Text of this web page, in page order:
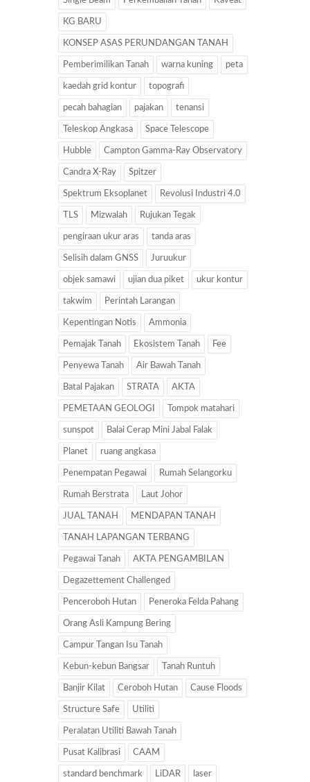
KG BARU
KONSEP ASAS PERUNDANGAN TANAH
Pemberimilikan Tanah warna kuning peta
kaedah grid kontur topografi
pecah bahagian pajakan tenansi
Teleskop Angkasa Space Telescope
Hubble Campton Gamma-Ray Observatory
Candra X-Ray Spitzer
Spektrum Eksoplanet Revolusi Industri 4.0
TLS Mizwalah Rujukan Tegak
pengiraan ukur aras tanda aras
Selisih dalam GNSS Juruukur
objek samawi ujian dua piket ukur kontur
takwim Perintah Larangan
Kepentingan Notis Ammonia
Pemajak Tanah Ekosistem Tanah Fee
Penyewa Tanah Air Bawah Tanah
Batal Pajakan STRATA AKTA
PEMETAAN GEOLOGI Tompok matahari
sunspot Balai Cerap Mini Jabal Falak
Planet ruang angkasa
Penempatan Pegawai Rumah Selangorku
Rumah Berstrata Laut Johor
JUAL TANAH MENDAPAN TANAH
TANAH LAPANGAN TERBANG
Pegawai Tanah AKTA PENGAMBILAN
Degazettement Challenged
Penceroboh Hutan Peneroka Felda Pahang
Orang Asli Kampung Bering
Campur Tangan Isu Tanah
Kebun-kebun Bangsar Tanah Runtuh
Banjir Kilat Ceroboh Hutan Cause Floods
Structure Safe Utiliti
Peralatan Utiliti Bawah Tanah
Pusat Kalibrasi CAAM
standard benchmark LiDAR laser